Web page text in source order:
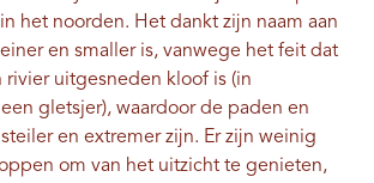
het noorden. Het dankt zijn naam aan
en smaller is, vanwege het feit dat
rivier uitgesneden kloof is (in
gletsjer), waardoor de paden en
en extremer zijn. Er zijn weinig
om van het uitzicht te genieten,